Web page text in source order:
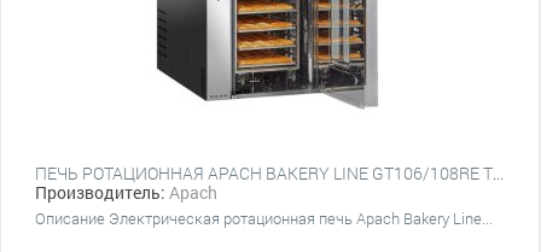
ПЕЧЬ РОТАЦИОННАЯ APACH BAKERY LINE GT106/108RE TSTA (КРЮК)
Производитель: Apach
Описание Электрическая ротационная печь Apach Bakery Line...